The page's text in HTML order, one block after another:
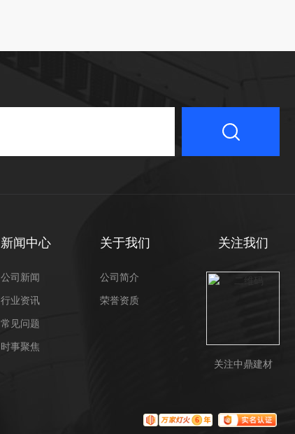
新闻中心
公司新闻
行业资讯
常见问题
时事聚焦
关于我们
公司简介
荣誉资质
关注我们
关注中鼎建材